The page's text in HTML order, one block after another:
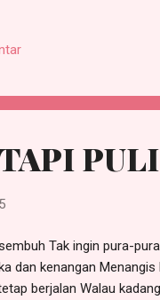
aku tetap
Tak ingin pura-
dan kenangan
berjalan Walau